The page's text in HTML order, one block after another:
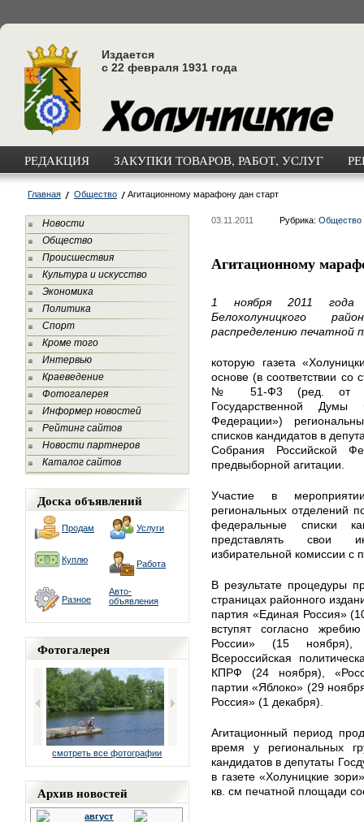
Издается
с 22 февраля 1931 года
РЕДАКЦИЯ ЗАКУПКИ ТОВАРОВ, РАБОТ, УСЛУГ
Главная Общество Агитационному марафону дан старт
Новости
Общество
Происшествия
Культура и искусство
Экономика
Политика
Спорт
Кроме того
Интервью
Краеведение
Фотогалерея
Информер новостей
Рейтинг сайтов
Новости партнеров
Каталог сайтов
Доска объявлений
Продам Услуги
Куплю Работа
Разное
Авто-
объявления
Фотогалерея
смотреть все фотографии
Архив новостей
август
03.11.2011 Рубрика: Общество
Агитационному
1 ноября 2011 года
Белохолуницкого
распределению печатной
которую газета
основе (в соответствии со
№ 51-Ф3 (ред. от
Государственной Думы
Федерации»)
списков кандидатов в
Собрания Российской
предвыборной агитации.
Участие в
региональных отделений
федеральные списки
представлять свои
избирательной комиссии
В результате процедуры
страницах районного
партия «Единая Россия»
вступят согласно
России» (15 ноября),
Всероссийская
КПРФ (24 ноября),
партии «Яблоко» (29
Россия» (1 декабря).
Агитационный период
время у региональных
кандидатов в депутаты
в газете «Холуницкие
кв. см печатной площади